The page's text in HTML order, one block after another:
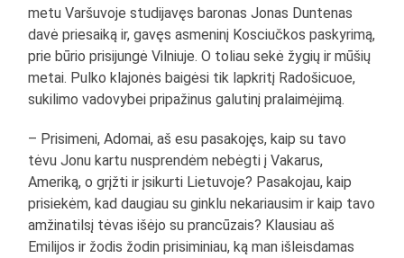
metu Varšuvoje studijavęs baronas Jonas Duntenas
davė priesaiką ir, gavęs asmeninį Kosciučkos paskyrimą,
prie būrio prisijungė Vilniuje. O toliau sekė žygių ir mūšių
metai. Pulko klajonės baigėsi tik lapkritį Radošicuoe,
sukilimo vadovybei pripažinus galutinį pralaimėjimą.
– Prisimeni, Adomai, aš esu pasakojęs, kaip su tavo
tėvu Jonu kartu nusprendėm nebėgti į Vakarus,
Ameriką, o grįžti ir įsikurti Lietuvoje? Pasakojau, kaip
prisiekėm, kad daugiau su ginklu nekariausim ir kaip tavo
amžinatilsį tėvas išėjo su prancūzais? Klausiau aš
Emilijos ir žodis žodin prisiminiau, ką man išleisdamas